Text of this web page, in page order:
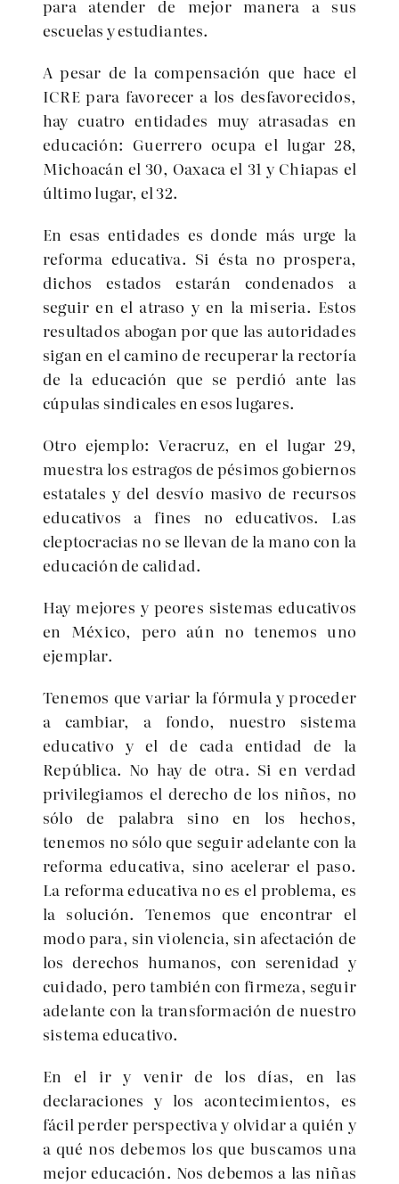
para atender de mejor manera a sus
escuelas y estudiantes.
A pesar de la compensación que hace el
ICRE para favorecer a los desfavorecidos,
hay cuatro entidades muy atrasadas en
educación: Guerrero ocupa el lugar 28,
Michoacán el 30, Oaxaca el 31 y Chiapas el
último lugar, el 32.
En esas entidades es donde más urge la
reforma educativa. Si ésta no prospera,
dichos estados estarán condenados a
seguir en el atraso y en la miseria. Estos
resultados abogan por que las autoridades
sigan en el camino de recuperar la rectoría
de la educación que se perdió ante las
cúpulas sindicales en esos lugares.
Otro ejemplo: Veracruz, en el lugar 29,
muestra los estragos de pésimos gobiernos
estatales y del desvío masivo de recursos
educativos a fines no educativos. Las
cleptocracias no se llevan de la mano con la
educación de calidad.
Hay mejores y peores sistemas educativos
en México, pero aún no tenemos uno
ejemplar.
Tenemos que variar la fórmula y proceder
a cambiar, a fondo, nuestro sistema
educativo y el de cada entidad de la
República. No hay de otra. Si en verdad
privilegiamos el derecho de los niños, no
sólo de palabra sino en los hechos,
tenemos no sólo que seguir adelante con la
reforma educativa, sino acelerar el paso.
La reforma educativa no es el problema, es
la solución. Tenemos que encontrar el
modo para, sin violencia, sin afectación de
los derechos humanos, con serenidad y
cuidado, pero también con firmeza, seguir
adelante con la transformación de nuestro
sistema educativo.
En el ir y venir de los días, en las
declaraciones y los acontecimientos, es
fácil perder perspectiva y olvidar a quién y
a qué nos debemos los que buscamos una
mejor educación. Nos debemos a las niñas